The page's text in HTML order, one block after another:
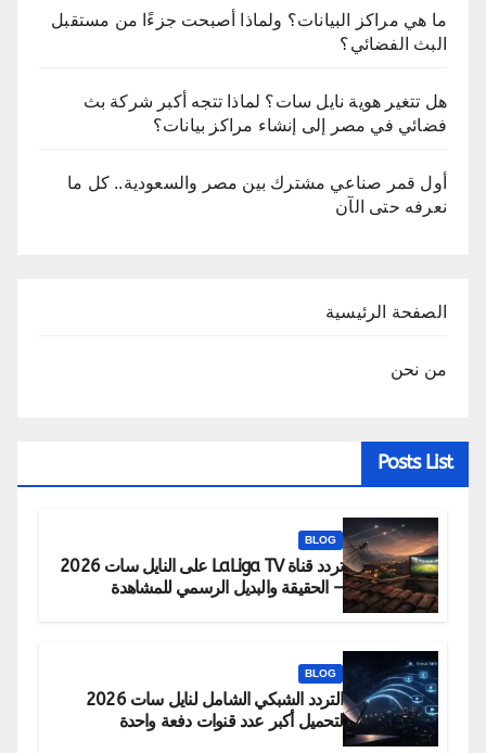
ما هي مراكز البيانات؟ ولماذا أصبحت جزءًا من مستقبل
البث الفضائي؟
هل تتغير هوية نايل سات؟ لماذا تتجه أكبر شركة بث
فضائي في مصر إلى إنشاء مراكز بيانات؟
أول قمر صناعي مشترك بين مصر والسعودية.. كل ما
نعرفه حتى الآن
الصفحة الرئيسية
من نحن
Posts List
BLOG
تردد قناة LaLiga TV على النايل سات 2026
– الحقيقة والبديل الرسمي للمشاهدة
BLOG
التردد الشبكي الشامل لنايل سات 2026
لتحميل أكبر عدد قنوات دفعة واحدة